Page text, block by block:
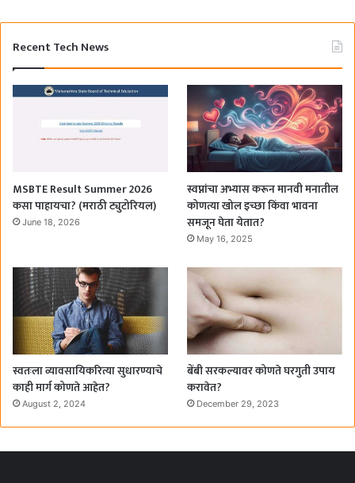
Recent Tech News
MSBTE Result Summer 2026
कसा पाहायचा? (मराठी ट्युटोरियल)
June 18, 2026
स्वप्नांचा अभ्यास करून मानवी मनातील
कोणत्या खोल इच्छा किंवा भावना
समजून घेता येतात?
May 16, 2025
स्वतःला व्यावसायिकरित्या सुधारण्याचे
काही मार्ग कोणते आहेत?
August 2, 2024
बेंबी सरकल्यावर कोणते घरगुती उपाय
करावेत?
December 29, 2023